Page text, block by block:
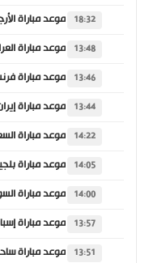
18:32
13:48
13:46
13:44
14:22
14:05
14:00
13:57
13:51